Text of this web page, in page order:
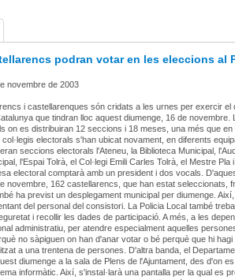
podran votar en les eleccions al
novembre de 2003
i castellarenques són cridats a les urnes per exercir el
que tindran lloc aquest diumenge, 16 de
on es distribuiran 12 seccions i 18 meses, una més que
col·legis electorals s'han ubicat novament, en diferents
seccions electorals l'Ateneu, la Biblioteca Municipal,
l'Espai Tolrà, el Col·legi Emili Carles Tolrà, el Mestre
electoral comptarà amb un president i dos vocals.
novembre, 162 castellarencs, que han estat seleccionats,
ha previst un desplegament municipal per diumenge.
del personal del consistori. La Policia Local també
i recollir les dades de participació. A més, a les
administratiu, per atendre especialment aquelles
no sàpiguen on han d'anar votar o bé perquè que hi
a una trentena de persones. D'altra banda, el
diumenge a la sala de Plens de l'Ajuntament, des d'on
informàtic. Així, s'instal·larà una pantalla per la qual es